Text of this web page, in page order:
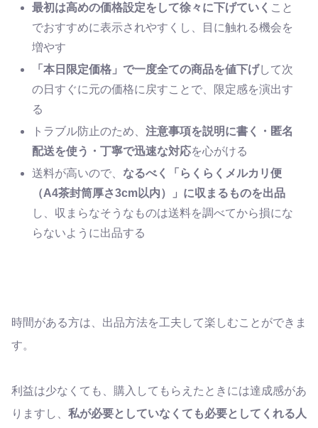
最初は高めの価格設定をして徐々に下げていく こと
でおすすめに表示されやすくし、目に触れる機会を
増やす
「本日限定価格」で一度全ての商品を値下げして次
の日すぐに元の価格に戻すことで、限定感を演出す
る
トラブル防止のため、注意事項を説明に書く・匿名
配送を使う・丁寧で迅速な対応を心がける
送料が高いので、なるべく「らくらくメルカリ便
（A4茶封筒厚さ3cm以内）」に収まるものを出品
し、収まらなそうなものは送料を調べてから損にな
らないように出品する
時間がある方は、出品方法を工夫して楽しむことができま
す。
利益は少なくても、購入してもらえたときには達成感があ
りますし、 私が必要としていなくても必要としてくれる人